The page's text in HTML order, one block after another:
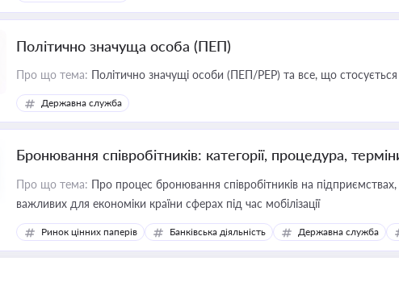
Політично значуща особа (ПЕП)
Про що тема: Політично значущі особи (ПЕП/PEP) та все, що стосується
Державна служба
Бронювання співробітників: категорії, процедура,
Про що тема: Про процес бронювання співробітників на
важливих для економіки країни сферах під час мобілізації
Ринок цінних паперів Банківська діяльність Державна служба